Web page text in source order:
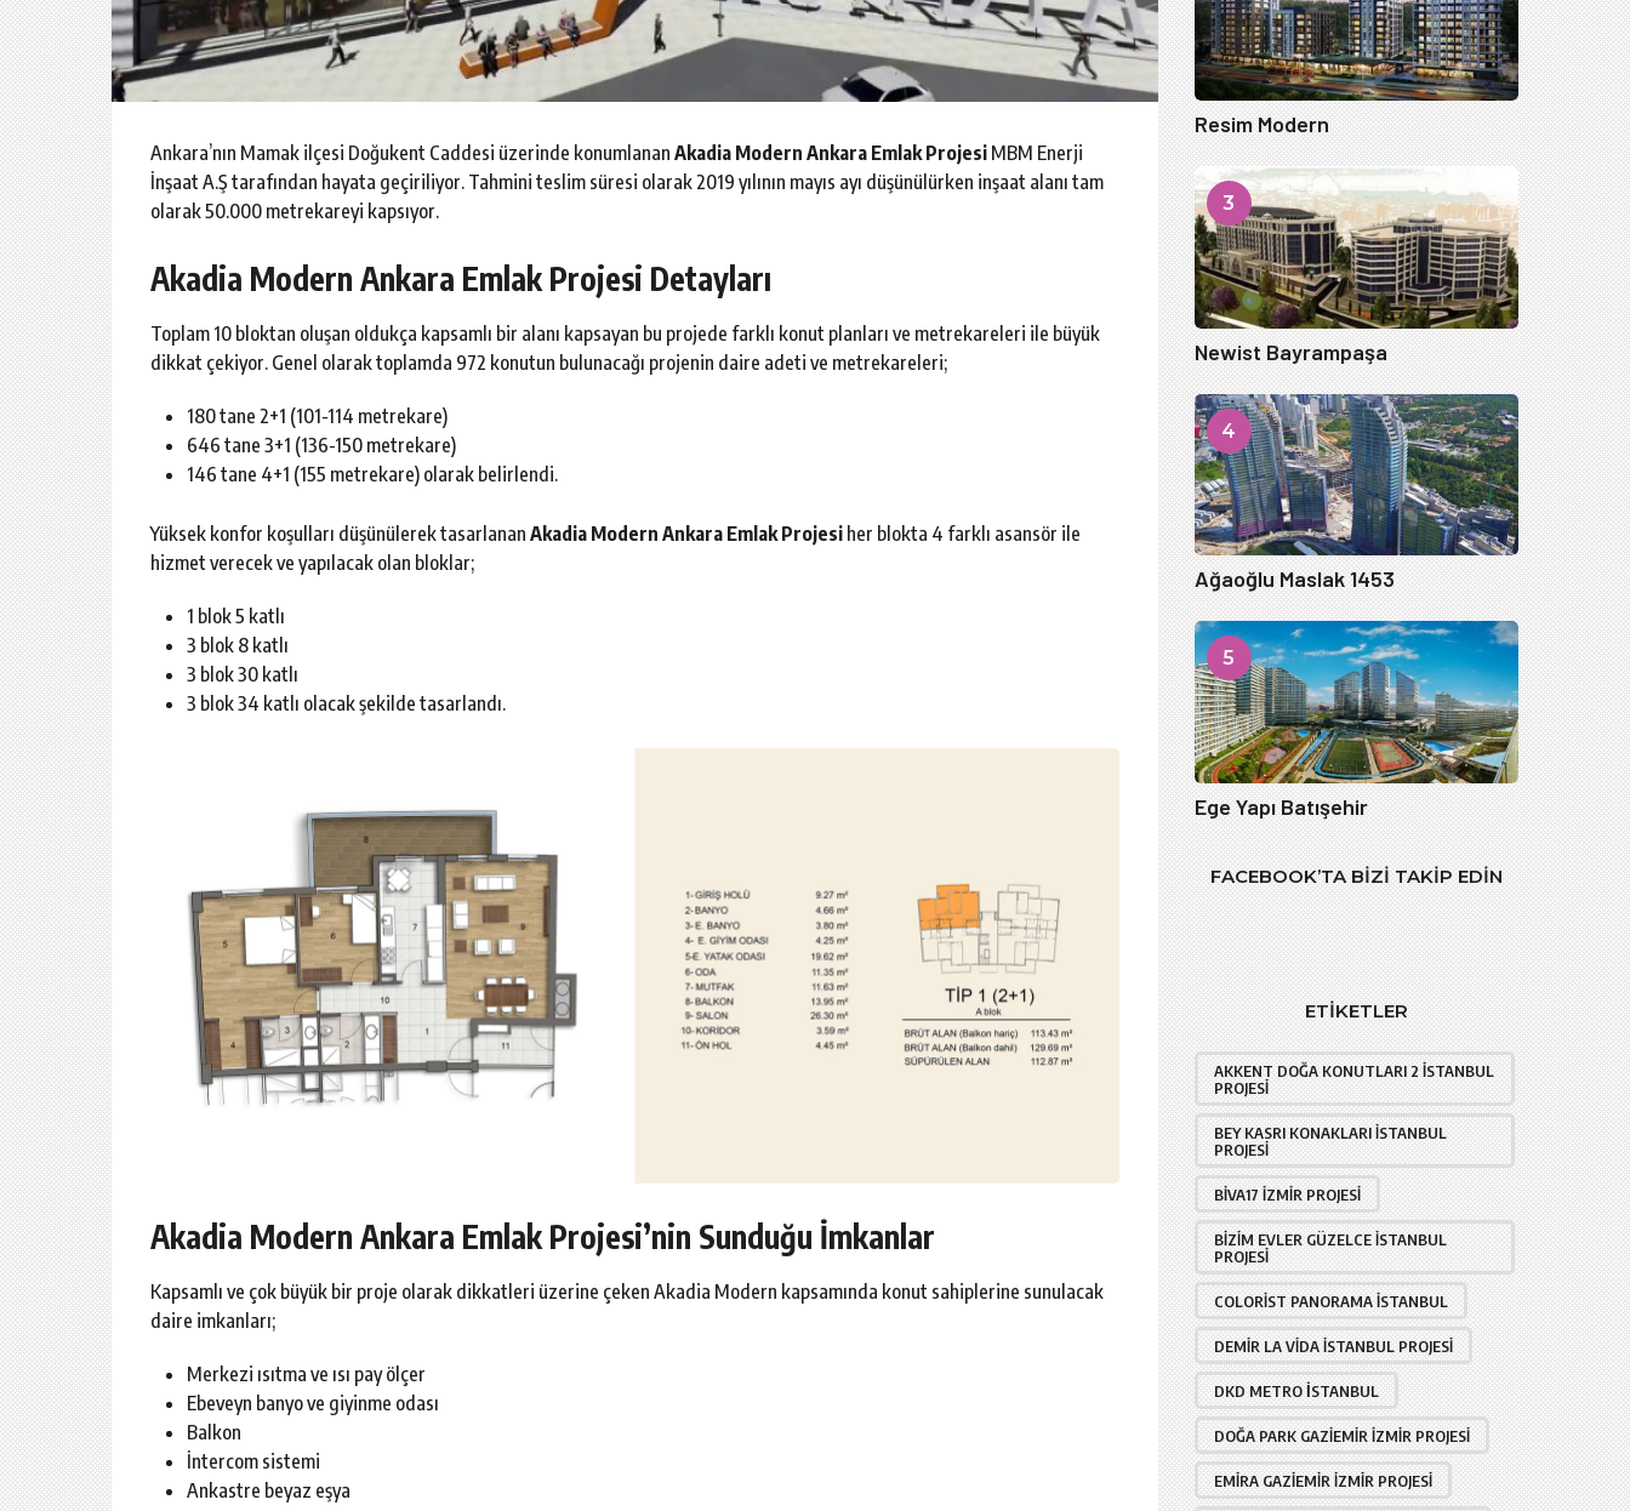
Ankara’nın Mamak ilçesi Doğukent Caddesi üzerinde konumlanan Akadia Modern Ankara Emlak Projesi MBM Enerji
İnşaat A.Ş tarafından hayata geçiriliyor. Tahmini teslim süresi olarak 2019 yılının mayıs ayı düşünülürken inşaat alanı tam
olarak 50.000 metrekareyi kapsıyor.
Akadia Modern Ankara Emlak Projesi Detayları
Toplam 10 bloktan oluşan oldukça kapsamlı bir alanı kapsayan bu projede farklı konut planları ve metrekareleri ile büyük
dikkat çekiyor. Genel olarak toplamda 972 konutun bulunacağı projenin daire adeti ve metrekareleri;
180 tane 2+1 (101-114 metrekare)
646 tane 3+1 (136-150 metrekare)
146 tane 4+1 (155 metrekare) olarak belirlendi.
Yüksek konfor koşulları düşünülerek tasarlanan Akadia Modern Ankara Emlak Projesi her blokta 4 farklı asansör ile
hizmet verecek ve yapılacak olan bloklar;
1 blok 5 katlı
3 blok 8 katlı
3 blok 30 katlı
3 blok 34 katlı olacak şekilde tasarlandı.
Akadia Modern Ankara Emlak Projesi’nin Sunduğu İmkanlar
Kapsamlı ve çok büyük bir proje olarak dikkatleri üzerine çeken Akadia Modern kapsamında konut sahiplerine sunulacak
daire imkanları;
Merkezi ısıtma ve ısı pay ölçer
Ebeveyn banyo ve giyinme odası
Balkon
İntercom sistemi
Ankastre beyaz eşya
Resim Modern
3
Newist Bayrampaşa
4
Ağaoğlu Maslak 1453
5
Ege Yapı Batışehir
FACEBOOK’TA BIZI TAKIP EDIN
ETIKETLER
AKKENT DOĞA KONUTLARI 2 İSTANBUL
PROJESI
BEY KASRI KONAKLARI İSTANBUL
PROJESI
BIVA17 İZMIR PROJESI
BIZIM EVLER GÜZELCE İSTANBUL
PROJESI
COLORIST PANORAMA İSTANBUL
DEMIR LA VIDA İSTANBUL PROJESI
DKD METRO İSTANBUL
DOĞA PARK GAZIEMIR İZMIR PROJESI
EMIRA GAZIEMIR İZMIR PROJESI